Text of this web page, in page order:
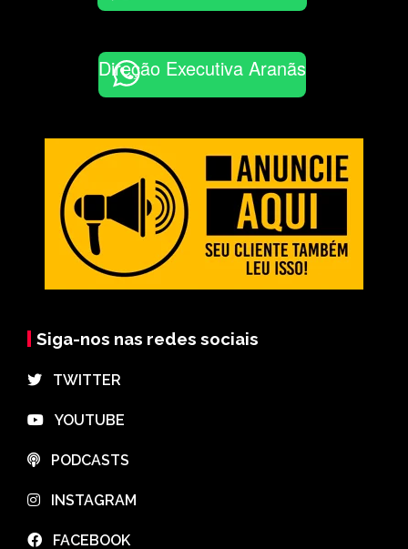
Direção Executiva Aranãs
Siga-nos nas redes sociais
⠀TWITTER
⠀YOUTUBE
⠀PODCASTS
⠀INSTAGRAM
⠀FACEBOOK